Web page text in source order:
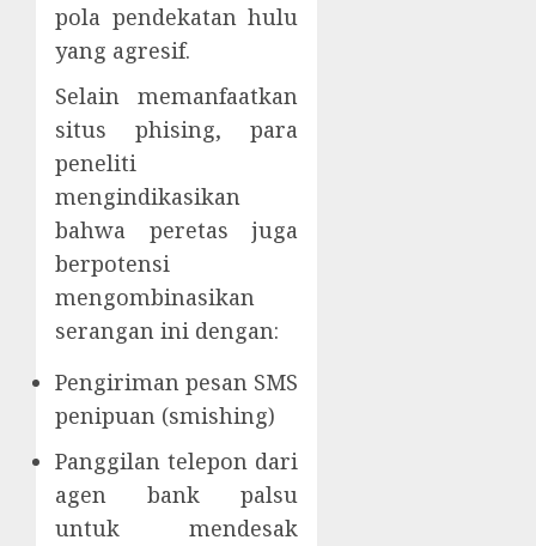
pola pendekatan hulu
yang agresif.
Selain memanfaatkan
situs phising, para
peneliti
mengindikasikan
bahwa peretas juga
berpotensi
mengombinasikan
serangan ini dengan:
Pengiriman pesan SMS
penipuan (smishing)
Panggilan telepon dari
agen bank palsu
untuk mendesak